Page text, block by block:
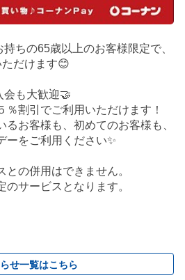
ちの65歳以上のお客様限定で、
だけます😊
会も大歓迎🤝
％割引でご利用いただけます！
お客様も、初めてのお客様も、
ーをご利用ください✨
の併用はできません。
サービスとなります。
せ一覧はこちら